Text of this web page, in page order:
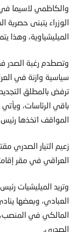
والكاظمي لاسيما
الوزراء يتبنى حصرية
الميليشياوية، وهذا
وتصطدم رغبة
سياسية وازنة في
ترفض بالمطلق
باقي الرئاسات،
المواقف اتخذها رئيس
زعيم التيار الصدري
العراقي في مقر
وتريد الميليشيات
العبادي، وبعضها
المالكي في المنصب،
الصدري.